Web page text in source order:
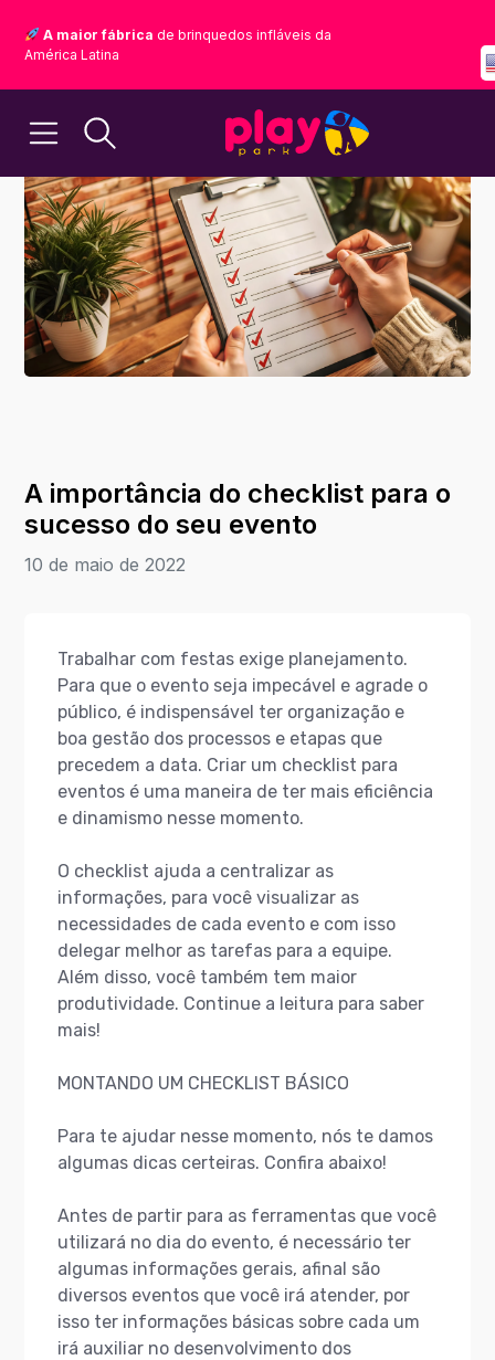
A maior fábrica de brinquedos infláveis da
América Latina
A importância do checklist para o
sucesso do seu evento
10 de maio de 2022
Trabalhar com festas exige planejamento.
Para que o evento seja impecável e agrade o
público, é indispensável ter organização e
boa gestão dos processos e etapas que
precedem a data. Criar um checklist para
eventos é uma maneira de ter mais eficiência
e dinamismo nesse momento.
O checklist ajuda a centralizar as
informações, para você visualizar as
necessidades de cada evento e com isso
delegar melhor as tarefas para a equipe.
Além disso, você também tem maior
produtividade. Continue a leitura para saber
mais!
MONTANDO UM CHECKLIST BÁSICO
Para te ajudar nesse momento, nós te damos
algumas dicas certeiras. Confira abaixo!
Antes de partir para as ferramentas que você
utilizará no dia do evento, é necessário ter
algumas informações gerais, afinal são
diversos eventos que você irá atender, por
isso ter informações básicas sobre cada um
irá auxiliar no desenvolvimento dos